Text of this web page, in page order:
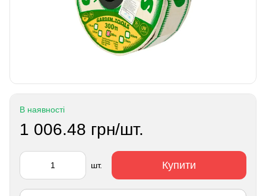
В наявності
1 006.48 грн/шт.
шт. Купити